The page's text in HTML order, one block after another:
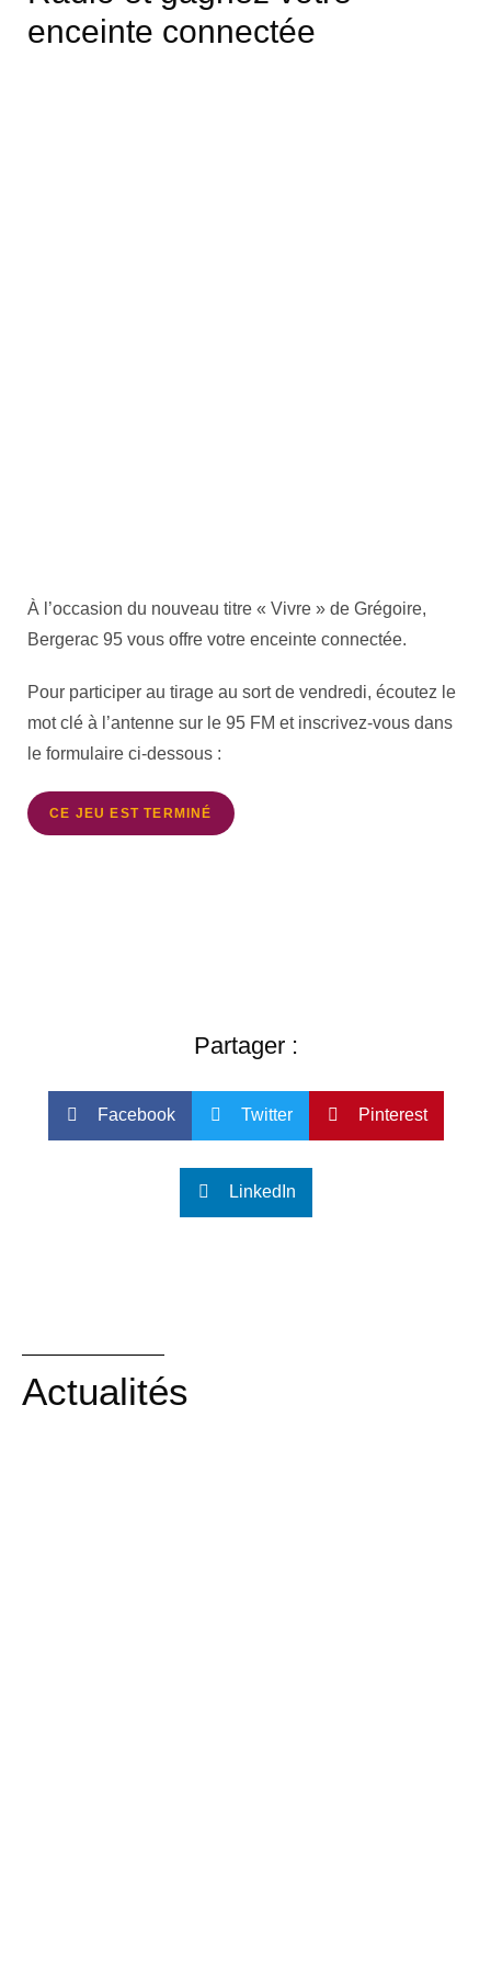
fragilisée en Dordogne
enceinte connectée
À l’occasion du nouveau titre « Vivre » de Grégoire,
Bergerac 95 vous offre votre enceinte connectée.
Pour participer au tirage au sort de vendredi, écoutez le
mot clé à l’antenne sur le 95 FM et inscrivez-vous dans
le formulaire ci-dessous :
CE JEU EST TERMINÉ
Partager :
Facebook Twitter Pinterest
LinkedIn
Actualités